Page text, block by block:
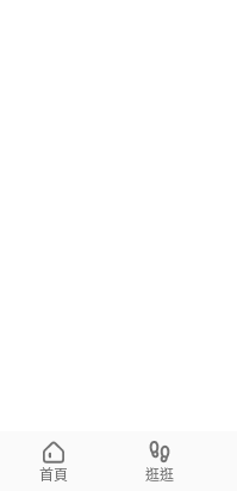
首頁 逛逛